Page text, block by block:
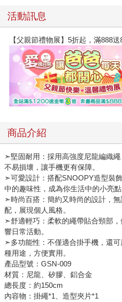
活動訊息
【父親節禮物展】5折起，滿888
商品介紹
➣堅固耐用：採用高強度尼龍編織
不易損壞，讓手機更有保障。
➣可愛設計：搭配SNOOPY造型裝
中的趣味性，成為你生活中的小亮點
➣時尚百搭：簡約又時尚的設計，
配，展現個人風格。
➣舒適輕巧：柔軟的繩帶貼合頸部
響日常活動。
➣多功能性：不僅適合掛手機，還
種用途，方便實用。
產品型號：GSN-009
材質：尼龍、矽膠、鋁合金
總長度：約150cm
內容物：掛繩*1、造型夾片*1